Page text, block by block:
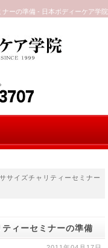
ーの準備 - 日本ボディーケア学院
サイズチャリティーセミナー
ィーセミナーの準備